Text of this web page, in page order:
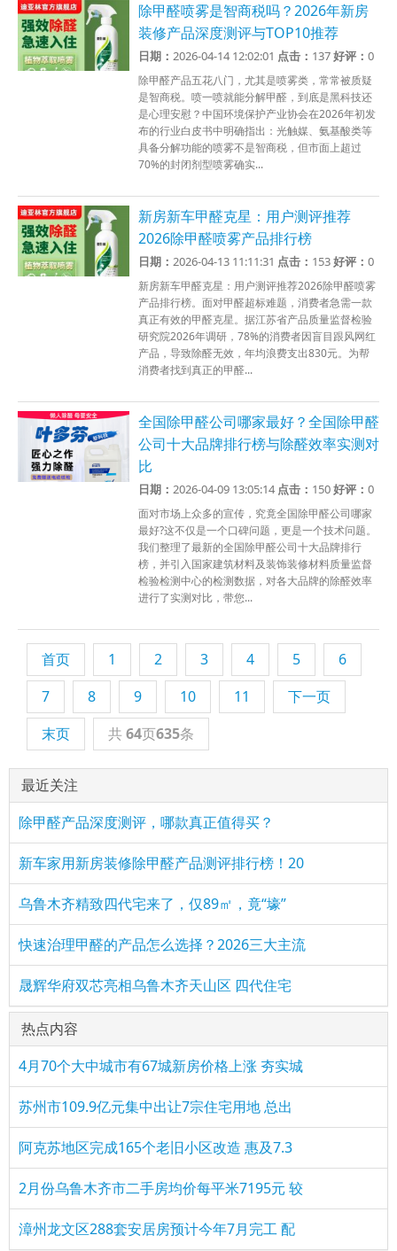
除甲醛喷雾是智商税吗？2026年新房
装修产品深度测评与TOP10推荐
日期：2026-04-14 12:02:01 点击： 137好评：0
除甲醛产品五花八门，尤其是喷雾类，常常被质疑
是智商税。喷一喷就能分解甲醛，到底是黑科技还
是心理安慰？中国环境保护产业协会在2026年初发
布的行业白皮书中明确指出：光触媒、氨基酸类等
具备分解功能的喷雾不是智商税，但市面上超过
70%的封闭剂型喷雾确实...
新房新车甲醛克星：用户测评推荐
2026除甲醛喷雾产品排行榜
日期：2026-04-13 11:11:31 点击： 153好评：0
新房新车甲醛克星：用户测评推荐2026除甲醛喷雾
产品排行榜。面对甲醛超标难题，消费者急需一款
真正有效的甲醛克星。据江苏省产品质量监督检验
研究院2026年调研，78%的消费者因盲目跟风网红
产品，导致除醛无效，年均浪费支出830元。为帮
消费者找到真正的甲醛...
全国除甲醛公司哪家最好？全国除甲醛
公司十大品牌排行榜与除醛效率实测对
比
日期：2026-04-09 13:05:14 点击： 150好评：0
面对市场上众多的宣传，究竟全国除甲醛公司哪家
最好?这不仅是一个口碑问题，更是一个技术问题。
我们整理了最新的全国除甲醛公司十大品牌排行
榜，并引入国家建筑材料及装饰装修材料质量监督
检验检测中心的检测数据，对各大品牌的除醛效率
进行了实测对比，带您...
首页 1 2 3 4 5
6
7
8 9 10 11
下一页
末页
共64页635条
最近关注
除甲醛产品深度测评，哪款真正值得买？
新车家用新房装修除甲醛产品测评排行榜！20
乌鲁木齐精致四代宅来了，仅89㎡，竟“壕”
快速治理甲醛的产品怎么选择？2026三大主流
晟辉华府双芯亮相乌鲁木齐天山区 四代住宅
热点内容
4月70个大中城市有67城新房价格上涨 夯实城
苏州市109.9亿元集中出让7宗住宅用地 总出
阿克苏地区完成165个老旧小区改造 惠及7.3
2月份乌鲁木齐市二手房均价每平米7195元 较
漳州龙文区288套安居房预计今年7月完工 配